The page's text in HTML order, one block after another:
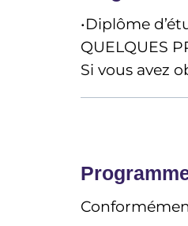
•Diplôme
QUELQUES
Si vous avez